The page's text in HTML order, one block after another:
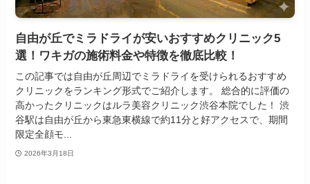
自由が丘でミラドライが安いおすすめクリニック5
選！ワキガの施術料金や特徴を徹底比較！
この記事では自由が丘周辺でミラドライを受けられるおすすめ
クリニックをランキング形式でご紹介します。 総合的に評価の
高かったクリニックはルラ美容クリニック渋谷本院でした！ 渋
谷駅は自由が丘から東急東横線で約11分と好アクセスで、期間
限定全顔モ...
2026年3月18日